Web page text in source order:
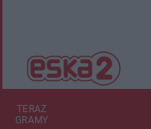
TERAZ
GRAMY